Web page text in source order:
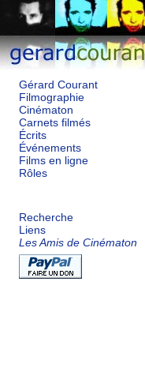
Gérard Courant
Filmographie
Cinématon
Carnets filmés
Écrits
Événements
Films en ligne
Rôles
Recherche
Liens
Les Amis de Cinématon